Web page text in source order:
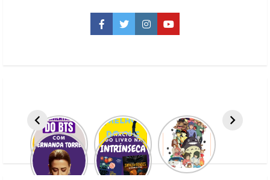
Facebook
TwitterInstagramYouTube